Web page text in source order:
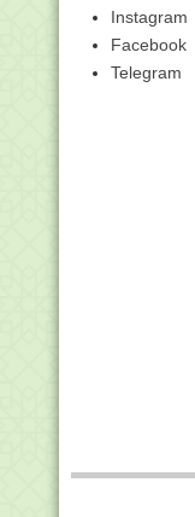
EMIS
Instagram
Facebook
Telegram